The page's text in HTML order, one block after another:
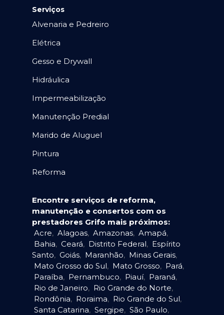
Serviços
Alvenaria e Pedreiro
Elétrica
Gesso e Drywall
Hidráulica
Impermeabilização
Manutenção Predial
Marido de Aluguel
Pintura
Reforma
Encontre serviços de reforma,
manutenção e consertos com os
prestadores Grifo mais próximos:
Acre, Alagoas, Amazonas, Amapá,
Bahia, Ceará, Distrito Federal, Espírito
Santo, Goiás, Maranhão, Minas Gerais,
Mato Grosso do Sul, Mato Grosso, Pará,
Paraíba, Pernambuco, Piauí, Paraná,
Rio de Janeiro, Rio Grande do Norte,
Rondônia, Roraima, Rio Grande do Sul,
Santa Catarina, Sergipe, São Paulo,